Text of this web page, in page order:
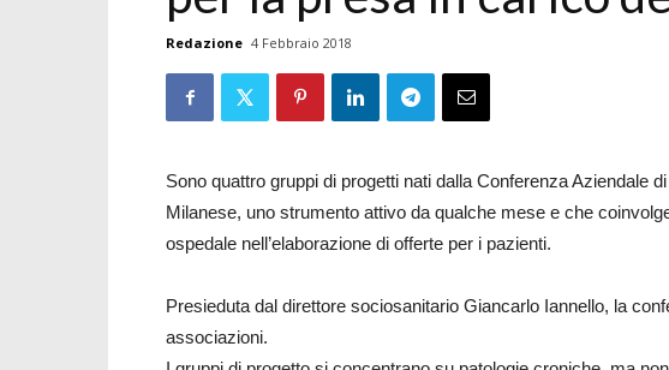
Redazione 4 Febbraio 2018
Sono quattro gruppi di progetti nati dalla Conferenza Aziendale
Milanese, uno strumento attivo da qualche mese e che
ospedale nell’elaborazione di offerte per i pazienti.
Presieduta dal direttore sociosanitario Giancarlo Iannello, la
associazioni.